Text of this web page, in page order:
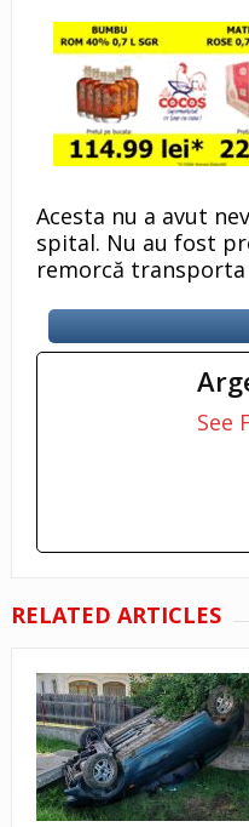
Acesta nu a avut
spital. Nu au fost
remorcă
See
RELATED ARTICLES